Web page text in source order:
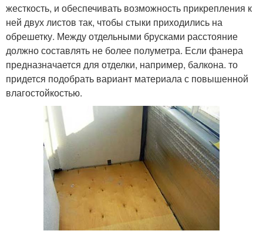
жесткость, и обеспечивать возможность прикрепления к
ней двух листов так, чтобы стыки приходились на
обрешетку. Между отдельными брусками расстояние
должно составлять не более полуметра. Если фанера
предназначается для отделки, например, балкона. то
придется подобрать вариант материала с повышенной
влагостойкостью.